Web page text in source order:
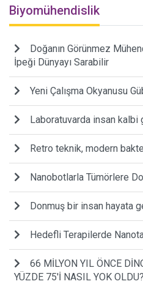
Biyomühendislik
Doğanın Görünmez
İpeği Dünyayı Sarabilir
Yeni Çalışma Okyanusu
Laboratuvarda insan
Retro teknik, modern
Nanobotlarla Tümörlere
Donmuş bir insan hayata
Hedefli Terapilerde
66 MİLYON YIL ÖNCE
YÜZDE 75'İ NASIL YOK OLDU?